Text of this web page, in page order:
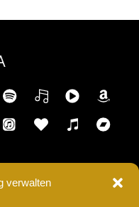
verwalten
SpotifyDeezer YouTube
Music
ITunes Anghami
Tidal